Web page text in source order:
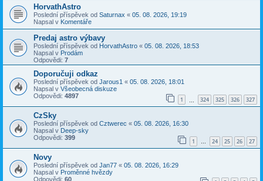
HorvathAstro
Poslední příspěvek od Saturnax « 05. 08. 2026, 19:19
Napsal v Komentáře
Predaj astro výbavy
Poslední příspěvek od HorvathAstro « 05. 08. 2026, 18:53
Napsal v Prodám
Odpovědi: 7
Doporučuji odkaz
Poslední příspěvek od Jarous1 « 05. 08. 2026, 18:01
Napsal v Všeobecná diskuze
Odpovědi: 4897 1 324 325 326 327
CzSky
Poslední příspěvek od Cztwerec « 05. 08. 2026, 16:30
Napsal v Deep-sky
Odpovědi: 399 1 … 24 25 26 27
Novy
Poslední příspěvek od Jan77 « 05. 08. 2026, 16:29
Napsal v Proměnné hvězdy
Odpovědi: 60